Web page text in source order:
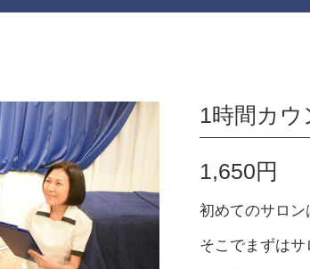
1時間カ
1,650円
初めてのサロン
そこでまずはサ